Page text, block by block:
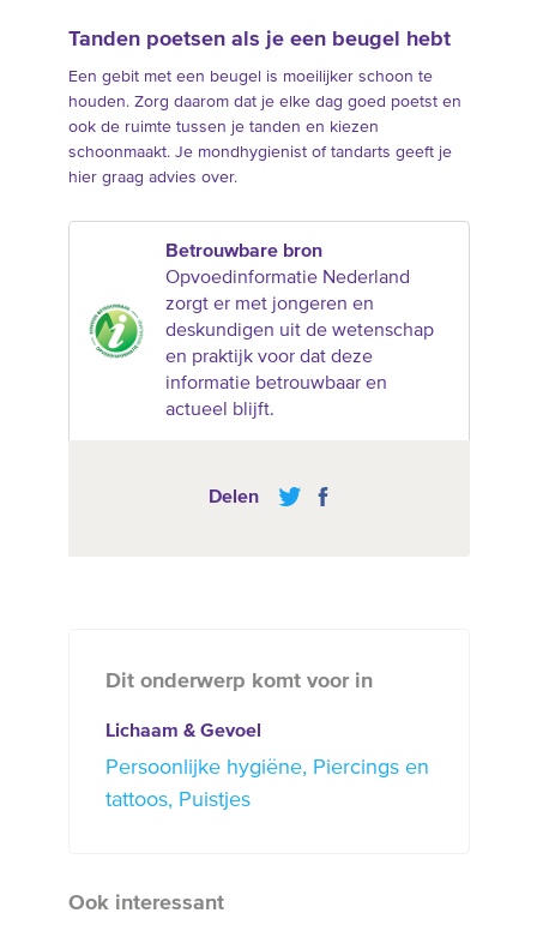
Tanden poetsen als je een beugel hebt
Een gebit met een beugel is moeilijker schoon te
houden. Zorg daarom dat je elke dag goed poetst en
ook de ruimte tussen je tanden en kiezen
schoonmaakt. Je mondhygienist of tandarts geeft je
hier graag advies over.
Betrouwbare bron
Opvoedinformatie Nederland
zorgt er met jongeren en
deskundigen uit de wetenschap
en praktijk voor dat deze
informatie betrouwbaar en
actueel blijft.
Delen
Dit onderwerp komt voor in
Lichaam & Gevoel
Persoonlijke hygiëne
Piercings en
tattoos
Puistjes
Ook interessant